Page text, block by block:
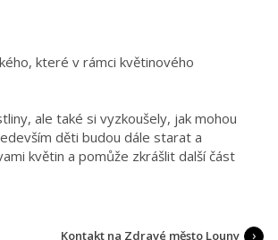
které v rámci květinového
ale také si vyzkoušely, jak mohou
děti budou dále starat a
květin a pomůže zkrášlit další část
Kontakt na Zdravé město Louny